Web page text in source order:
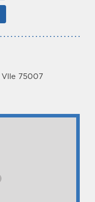
75007